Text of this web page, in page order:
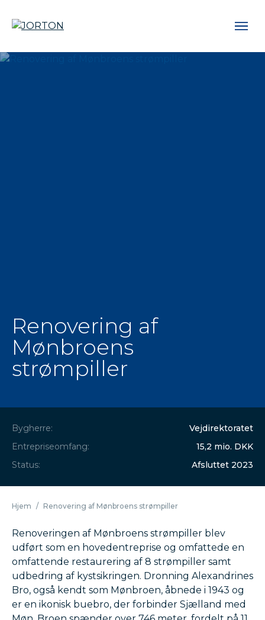
Renovering af
Mønbroens
strømpiller
Bygherre:
Vejdirektoratet
Entrepriseomfang:
15,2 mio. DKK
Status:
Afsluttet 2023
Hjem / Renovering af Mønbroens strømpiller
Renoveringen af Mønbroens strømpiller blev
udført som en hovedentreprise og omfattede en
omfattende restaurering af 8 strømpiller samt
udbedring af kystsikringen. Dronning Alexandrines
Bro, også kendt som Mønbroen, åbnede i 1943 og
er en ikonisk buebro, der forbinder Sjælland med